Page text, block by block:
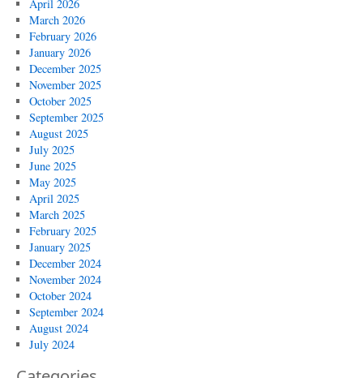
April 2026
March 2026
February 2026
January 2026
December 2025
November 2025
October 2025
September 2025
August 2025
July 2025
June 2025
May 2025
April 2025
March 2025
February 2025
January 2025
December 2024
November 2024
October 2024
September 2024
August 2024
July 2024